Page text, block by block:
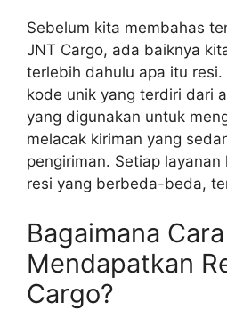
Sebelum kita membahas
JNT Cargo, ada baiknya
terlebih dahulu apa itu resi.
kode unik yang terdiri dari
yang digunakan untuk
melacak kiriman yang
pengiriman. Setiap
resi yang berbeda-beda,
Bagaimana Cara
Mendapatkan
Cargo?